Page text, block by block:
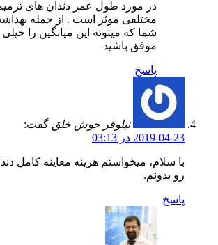
در مورد طول عمر دندان های
مختلفی موثر است . از جمله
شما که میتونه این میانگین را
موفق باشید
پاسخ
نیلوفر خوش خلق گفت:
2019-04-23 در 03:13
با سلام، میخواستم هزینه معاینه کامل
رو بدونم.
پاسخ